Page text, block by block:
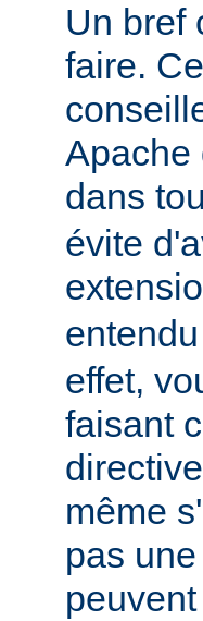
Un bref
faire.
Apache
dans
évite
effet,
faisant
même
pas